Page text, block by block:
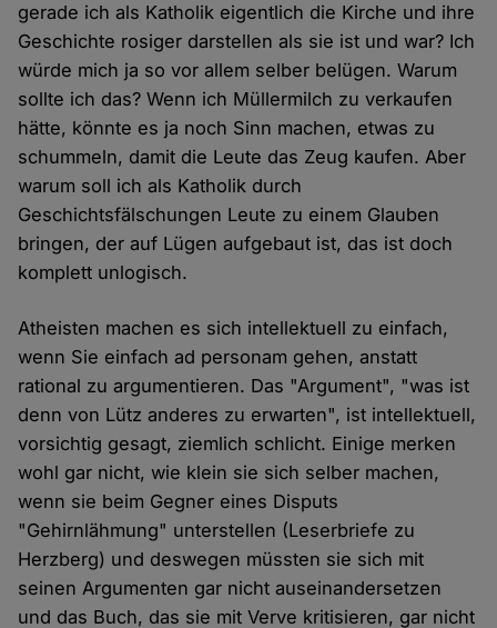
gerade ich als Katholik eigentlich die Kirche und ihre
Geschichte rosiger darstellen als sie ist und war? Ich
würde mich ja so vor allem selber belügen. Warum
sollte ich das? Wenn ich Müllermilch zu verkaufen
hätte, könnte es ja noch Sinn machen, etwas zu
schummeln, damit die Leute das Zeug kaufen. Aber
warum soll ich als Katholik durch
Geschichtsfälschungen Leute zu einem Glauben
bringen, der auf Lügen aufgebaut ist, das ist doch
komplett unlogisch.
Atheisten machen es sich intellektuell zu einfach,
wenn Sie einfach ad personam gehen, anstatt
rational zu argumentieren. Das "Argument", "was ist
denn von Lütz anderes zu erwarten", ist intellektuell,
vorsichtig gesagt, ziemlich schlicht. Einige merken
wohl gar nicht, wie klein sie sich selber machen,
wenn sie beim Gegner eines Disputs
"Gehirnlähmung" unterstellen (Leserbriefe zu
Herzberg) und deswegen müssten sie sich mit
seinen Argumenten gar nicht auseinandersetzen
und das Buch, das sie mit Verve kritisieren, gar nicht